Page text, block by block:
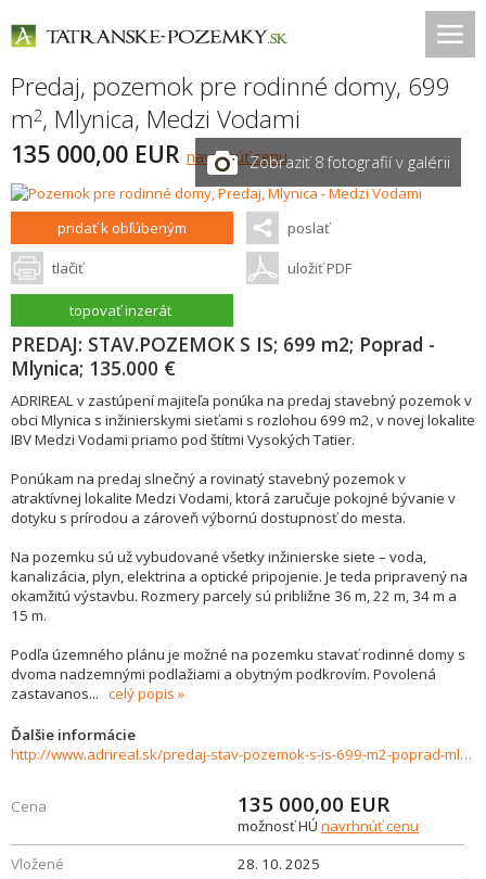
Predaj, pozemok pre rodinné domy, 699
m2, Mlynica, Medzi Vodami
135 000,00 EUR navrhnúť cenuZobraziť 8 fotografií v galérii
pridať k obľúbeným poslať
tlačiť uložiť PDF
topovať inzerát
PREDAJ: STAV.POZEMOK S IS; 699 m2; Poprad -
Mlynica; 135.000 €
ADRIREAL v zastúpení majiteľa ponúka na predaj stavebný pozemok v
obci Mlynica s inžinierskymi sieťami s rozlohou 699 m2, v novej lokalite
IBV Medzi Vodami priamo pod štítmi Vysokých Tatier.
Ponúkam na predaj slnečný a rovinatý stavebný pozemok v
atraktívnej lokalite Medzi Vodami, ktorá zaručuje pokojné bývanie v
dotyku s prírodou a zároveň výbornú dostupnosť do mesta.
Na pozemku sú už vybudované všetky inžinierske siete – voda,
kanalizácia, plyn, elektrina a optické pripojenie. Je teda pripravený na
okamžitú výstavbu. Rozmery parcely sú približne 36 m, 22 m, 34 m a
15 m.
Podľa územného plánu je možné na pozemku stavať rodinné domy s
dvoma nadzemnými podlažiami a obytným podkrovím. Povolená
zastavanos... celý popis
Ďalšie informácie
http://www.adrireal.sk/predaj-stav-pozemok-s-is-699-m2-poprad-mlynica-135-000--946781
Cena 135 000,00 EUR
možnosť HÚ navrhnúť cenu
Vložené
28. 10. 2025